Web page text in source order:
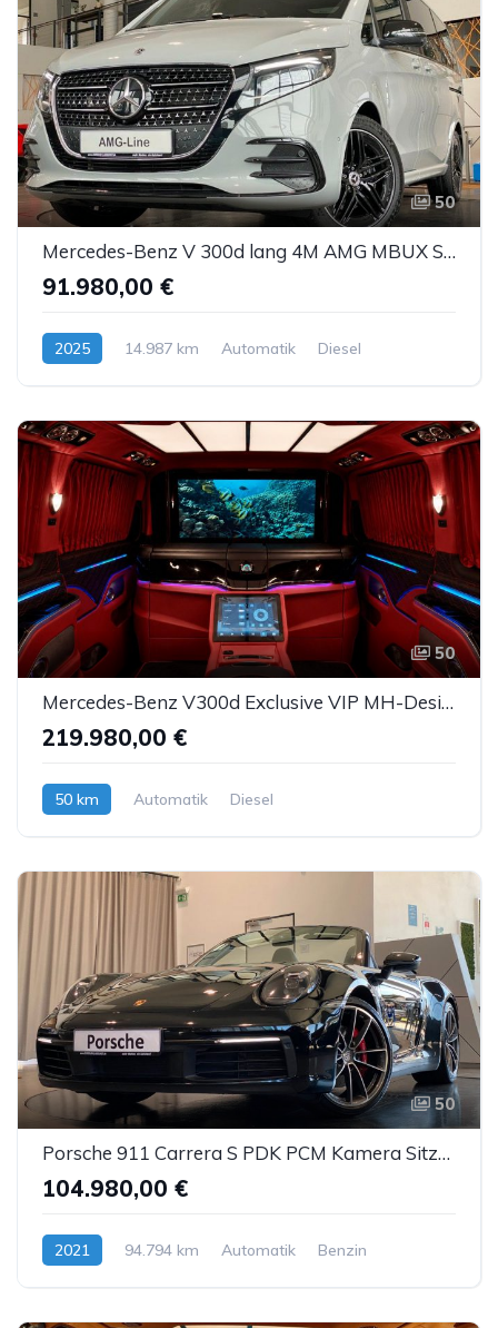
50
Mercedes-Benz V 300d lang 4M AMG MBUX Sbel Sthz Pano DTR AHK
91.980,00 €
2025 14.987 km Automatik Diesel
50
Mercedes-Benz V300d Exclusive VIP MH-Design Luxussitze Sbel TV
219.980,00 €
50 km Automatik Diesel
50
Porsche 911 Carrera S PDK PCM Kamera Sitzbelüftung PASM
104.980,00 €
2021 94.794 km Automatik Benzin